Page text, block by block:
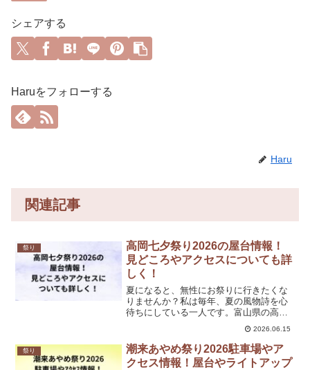
シェアする
Haruをフォローする
Haru
関連記事
祭り
高岡七夕祭り2026の屋台情報！
見どころやアクセスについても詳
しく！
夏になると、無性にお祭りに行きたくな
りませんか？私は毎年、夏の風物詩を心
待ちにしている一人です。富山県の高岡
市で開催される「高岡七夕まつり」は、
北陸最大級の規模を誇る七夕イベント。
はる巨大な行灯七夕の幻想的な光景は、
一度見たら忘れられません...
2026.06.15
祭り
潮来あやめ祭り2026駐車場やア
クセス情報！屋台やライトアップ